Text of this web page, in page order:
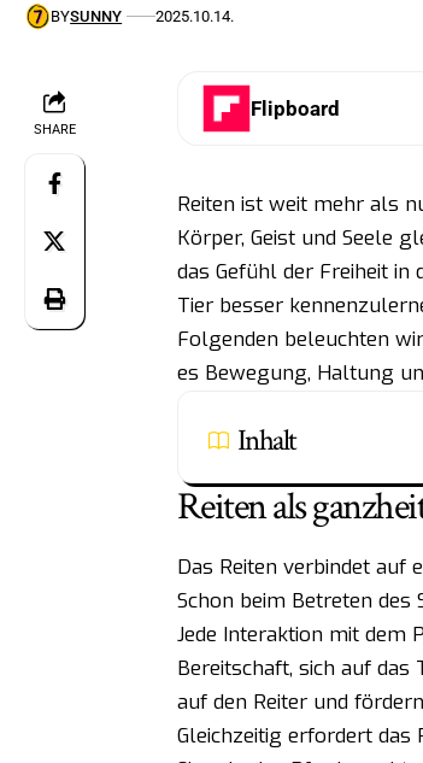
BYSUNNY 2025.10.14.
SHARE
Flipboard
Reiten ist weit mehr als
Körper, Geist und Seele
das Gefühl der Freiheit
Tier besser
Folgenden beleuchten
es Bewegung, Haltung
Inhalt
Reiten als
Das Reiten verbindet auf
Schon beim Betreten
Jede Interaktion mit dem
Bereitschaft, sich auf das
auf den Reiter und
Gleichzeitig erfordert das